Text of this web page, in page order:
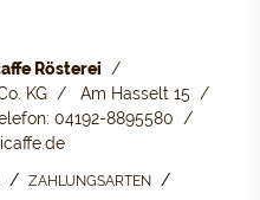
Rösterei
KG
Am Hasselt 15
04192-8895580
ZAHLUNGSARTEN